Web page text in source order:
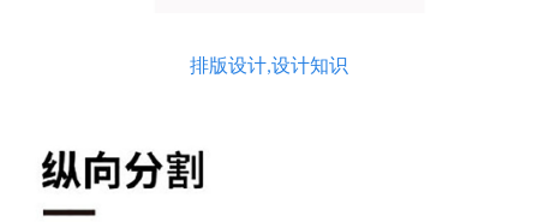
排版设计,设计知识